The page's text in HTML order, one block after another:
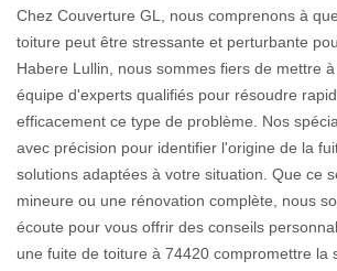
Chez Couverture GL, nous comprenons à
toiture peut être stressante et perturbante
Habere Lullin, nous sommes fiers de mettre
équipe d'experts qualifiés pour résoudre
efficacement ce type de problème. Nos
avec précision pour identifier l'origine de la
solutions adaptées à votre situation. Que ce
mineure ou une rénovation complète, nous
écoute pour vous offrir des conseils
une fuite de toiture à 74420 compromettre la